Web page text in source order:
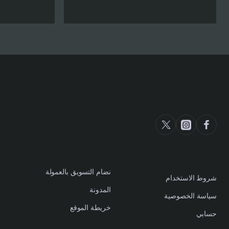
شروط الاستخدام
سياسة الخصوصية
حسابي
نضام التسويق بالعمولة
المدونة
خريطة الموقع